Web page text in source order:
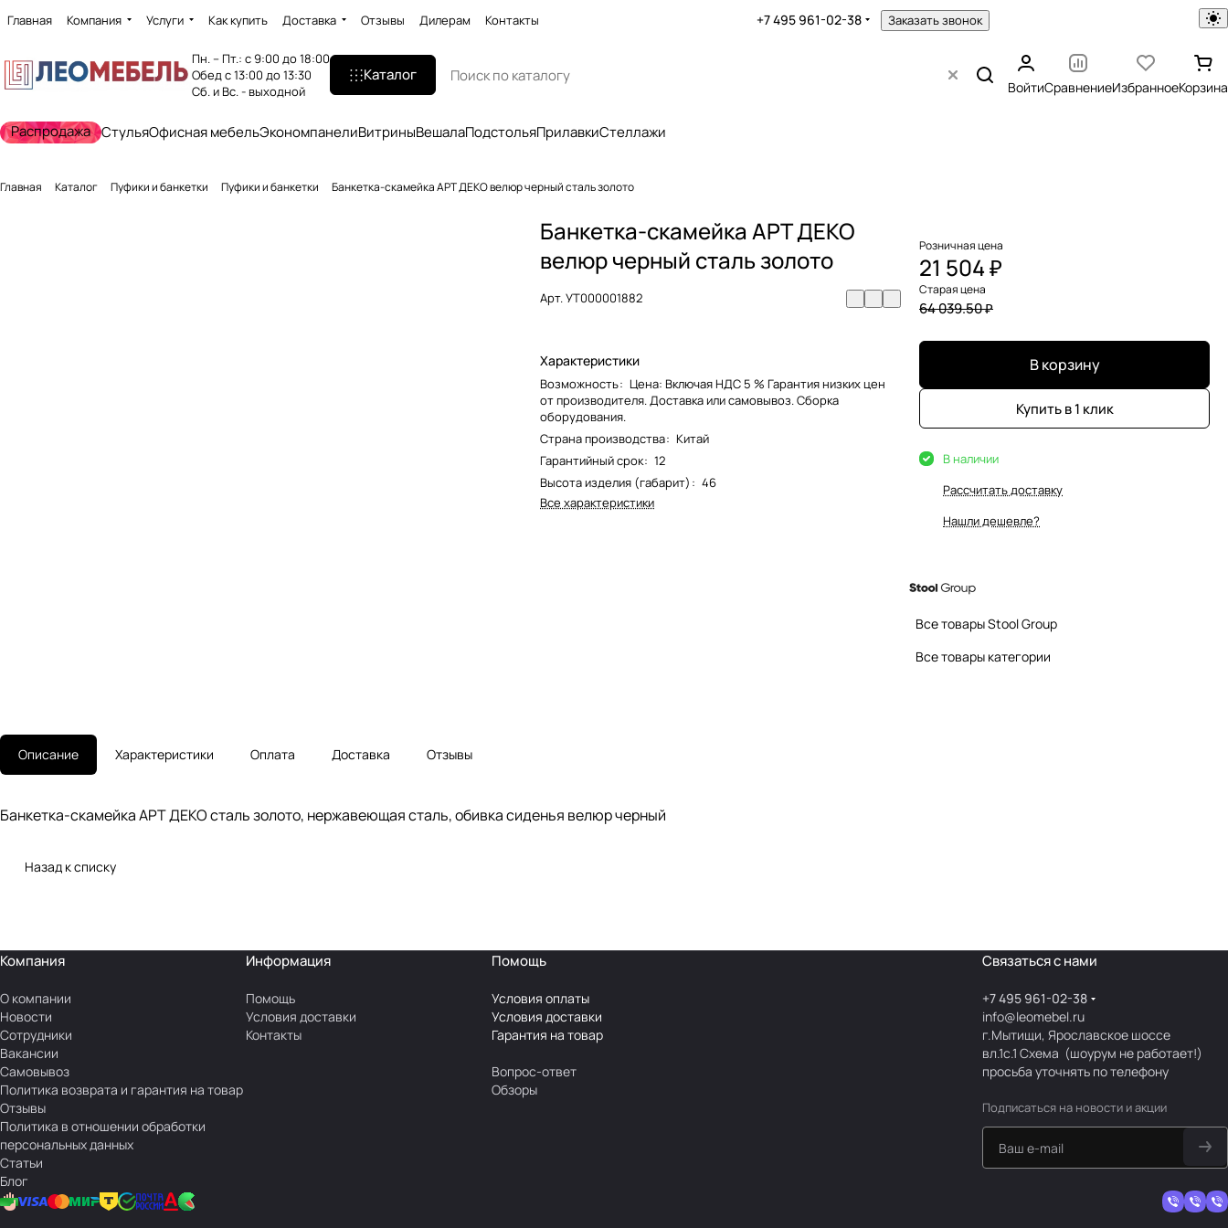
Главная Компания Услуги Как купить Доставка Отзывы Дилерам Контакты +7 495 961-02-38 Заказать звонок
Пн. – Пт.: с 9:00 до 18:00
Обед с 13:00 до 13:30
Сб. и Вс. - выходной
Каталог
ВойтиСравнениеИзбранноеКорзина
Распродажа СтульяОфисная мебельЭкономпанелиВитриныВешалаПодстольяПрилавкиСтеллажи
Главная Каталог Пуфики и банкетки Пуфики и банкетки Банкетка-скамейка АРТ ДЕКО велюр черный сталь золото
Банкетка-скамейка АРТ ДЕКО
велюр черный сталь золото
Арт.УТ000001882
Характеристики
Возможность: Цена: Включая НДС 5 % Гарантия низких цен
от производителя. Доставка или самовывоз. Сборка
оборудования.
Страна производства: Китай
Гарантийный срок: 12
Высота изделия (габарит) : 46
Все характеристики
Розничная цена
21 504 ₽
Старая цена
64 039.50 ₽
В корзину
Купить в 1 клик
В наличии
Рассчитать доставку
Нашли дешевле?
Все товары Stool Group
Все товары категории
Описание Характеристики Оплата Доставка Отзывы
Банкетка-скамейка АРТ ДЕКО сталь золото, нержавеющая сталь, обивка сиденья велюр черный
Назад к списку
Компания
О компании
Новости
Сотрудники
Вакансии
Самовывоз
Политика возврата и гарантия на товар
Отзывы
Политика в отношении обработки
персональных данных
Статьи
Блог
Информация
Помощь
Условия доставки
Контакты
Помощь
Условия оплаты
Условия доставки
Гарантия на товар
Вопрос-ответ
Обзоры
Связаться с нами
+7 495 961-02-38
info@leomebel.ru
г.Мытищи, Ярославское шоссе
вл.1с.1Схема (шоурум не работает!)
просьба уточнять по телефону
Подписаться на новости и акции